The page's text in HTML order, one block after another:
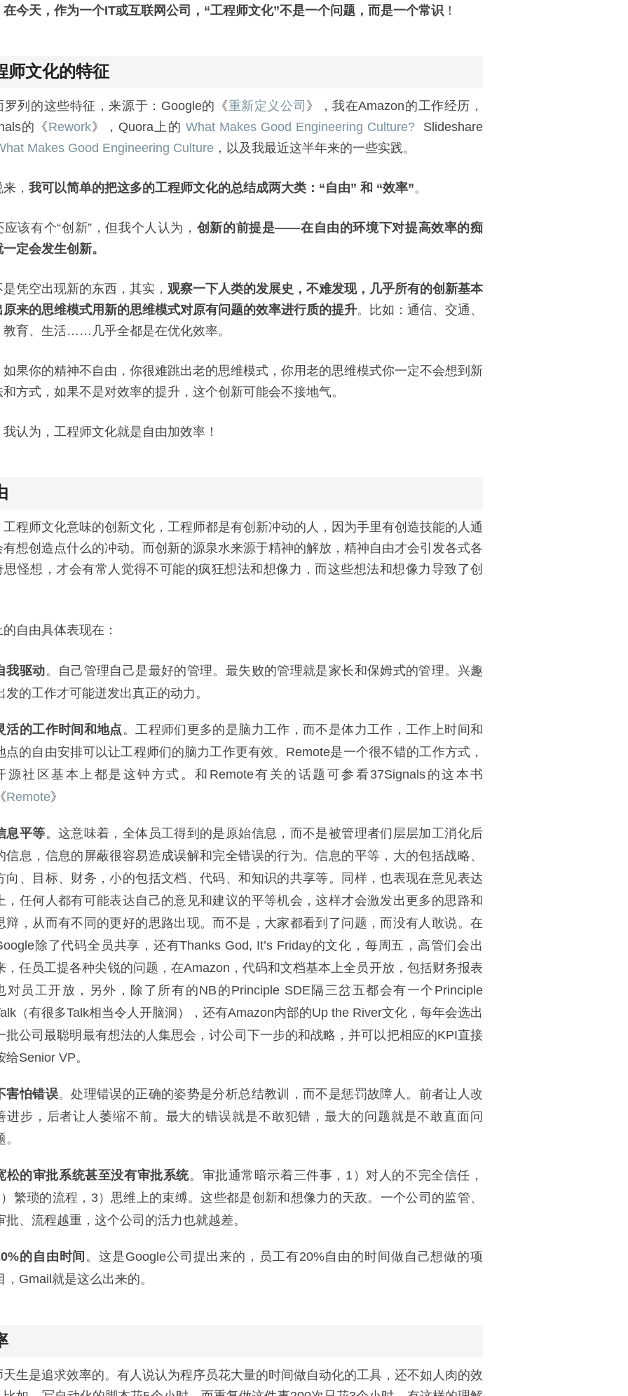
在今天，作为一个IT或互联网公司，“工程师文化”不是一个问题，而是一个常识 ！
师文化的特征
罗列的这些特征，来源于：Google的《重新定义公司 》，我在Amazon的工作经历，
的《Rework》，Quora上的 What Makes Good Engineering Culture?Slideshare
Makes Good Engineering Culture ，以及我最近这半年来的一些实践。
， 我可以简单的把这多的工程师文化的总结成两大类：“自由” 和 “效率”。
该有个“创新”，但我个人认为， 创新的前提是——在自由的环境下对提高效率的痴
定会发生创新。
凭空出现新的东西，其实， 观察一下人类的发展史，不难发现，几乎所有的创新基本
原来的思维模式用新的思维模式对原有问题的效率进行质的提升。比如：通信、交通、
教育、生活……几乎全都是在优化效率。
如果你的精神不自由，你很难跳出老的思维模式，你用老的思维模式你一定不会想到新
方式，如果不是对效率的提升，这个创新可能会不接地气。
认为，工程师文化就是自由加效率！
工程师文化意味的创新文化，工程师都是有创新冲动的人，因为手里有创造技能的人通
有想创造点什么的冲动。而创新的源泉水来源于精神的解放，精神自由才会引发各式各
思怪想，才会有常人觉得不可能的疯狂想法和想像力，而这些想法和想像力导致了创
自由具体表现在：
我驱动。自己管理自己是最好的管理。最失败的管理就是家长和保姆式的管理。兴趣
发的工作才可能迸发出真正的动力。
活的工作时间和地点。工程师们更多的是脑力工作，而不是体力工作，工作上时间和
点的自由安排可以让工程师们的脑力工作更有效。Remote是一个很不错的工作方式，
源社区基本上都是这钟方式。和Remote有关的话题可参看37Signals的这本书
Remote》
息平等。这意味着，全体员工得到的是原始信息，而不是被管理者们层层加工消化后
信息，信息的屏蔽很容易造成误解和完全错误的行为。信息的平等，大的包括战略、
向、目标、财务，小的包括文档、代码、和知识的共享等。同样，也表现在意见表达
，任何人都有可能表达自己的意见和建议的平等机会，这样才会激发出更多的思路和
辩，从而有不同的更好的思路出现。而不是，大家都看到了问题，而没有人敢说。在
除了代码全员共享，还有Thanks God, It’s Friday的文化，每周五，高管们会出
，任员工提各种尖锐的问题，在Amazon，代码和文档基本上全员开放，包括财务报表
对员工开放，另外，除了所有的NB的Principle SDE隔三岔五都会有一个Principle
（有很多Talk相当令人开脑洞），还有Amazon内部的Up the River文化，每年会选出
批公司最聪明最有想法的人集思会，讨公司下一步的和战略，并可以把相应的KPI直接
给Senior VP。
害怕错误。处理错误的正确的姿势是分析总结教训，而不是惩罚故障人。前者让人改
进步，后者让人萎缩不前。最大的错误就是不敢犯错，最大的问题就是不敢直面问
。
松的审批系统甚至没有审批系统。审批通常暗示着三件事，1）对人的不完全信任，
繁琐的流程，3）思维上的束缚。这些都是创新和想像力的天敌。一个公司的监管、
批、流程越重，这个公司的活力也就越差。
的自由时间 。这是Google公司提出来的，员工有20%自由的时间做自己想做的项
，Gmail就是这么出来的。
天生是追求效率的。有人说认为程序员花大量的时间做自动化的工具，还不如人肉的效